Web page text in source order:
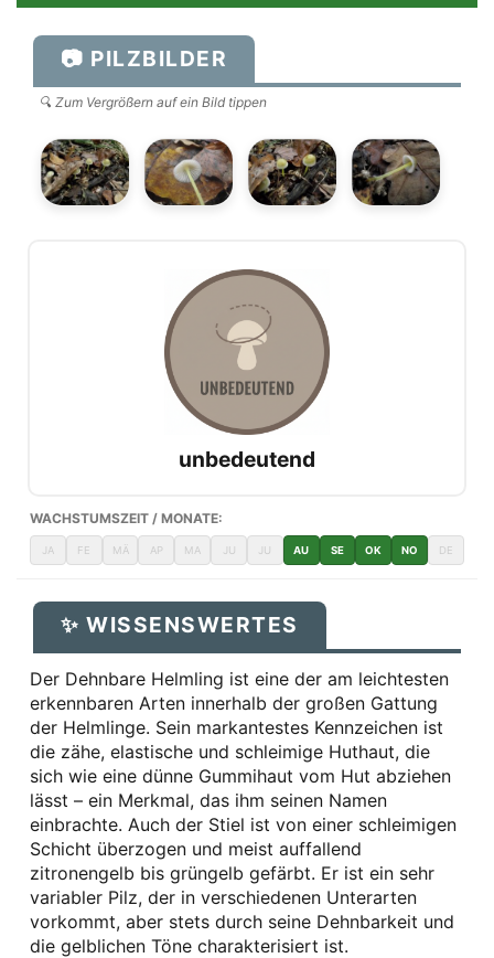
📷 PILZBILDER
🔍 Zum Vergrößern auf ein Bild tippen
unbedeutend
WACHSTUMSZEIT / MONATE:
JA FE MÄ AP MA JU JU AU SE OK NO DE
✨ WISSENSWERTES
Der Dehnbare Helmling ist eine der am leichtesten
erkennbaren Arten innerhalb der großen Gattung
der Helmlinge. Sein markantestes Kennzeichen ist
die zähe, elastische und schleimige Huthaut, die
sich wie eine dünne Gummihaut vom Hut abziehen
lässt – ein Merkmal, das ihm seinen Namen
einbrachte. Auch der Stiel ist von einer schleimigen
Schicht überzogen und meist auffallend
zitronengelb bis grüngelb gefärbt. Er ist ein sehr
variabler Pilz, der in verschiedenen Unterarten
vorkommt, aber stets durch seine Dehnbarkeit und
die gelblichen Töne charakterisiert ist.